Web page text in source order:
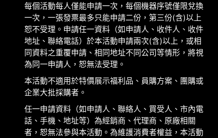
每個活動每人僅能申請一次，每個機器序號僅限兌換
一次，一張發票最多只能申請二份，第三份(含)以上
恕不受理。申請任一資料（如申請人、收件人、收件
地址、聯絡電話）於本活動申請兩次(含)以上，或相
同資料之重覆申請、相同地址不同公司等情形，將視
為同一申請人，恕無法受理。
本活動不適用於特價展示福利品、員購方案、團購或
企業大批採購者。
任一申請資料（如申請人、聯絡人、買受人、市內電
話、手機、地址等）為經銷商、代理商、原廠相關
者，恕無法參與本活動。為維護消費者權益，本活動